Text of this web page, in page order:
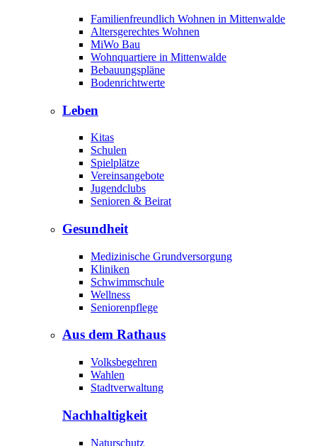
Familienfreundlich Wohnen in Mittenwalde
Altersgerechtes Wohnen
MiWo Bau
Wohnquartiere in Mittenwalde
Bebauungspläne
Bodenrichtwerte
Leben
Kitas
Schulen
Spielplätze
Vereinsangebote
Jugendclubs
Senioren & Beirat
Gesundheit
Medizinische Grundversorgung
Kliniken
Schwimmschule
Wellness
Seniorenpflege
Aus dem Rathaus
Volksbegehren
Wahlen
Stadtverwaltung
Nachhaltigkeit
Naturschutz